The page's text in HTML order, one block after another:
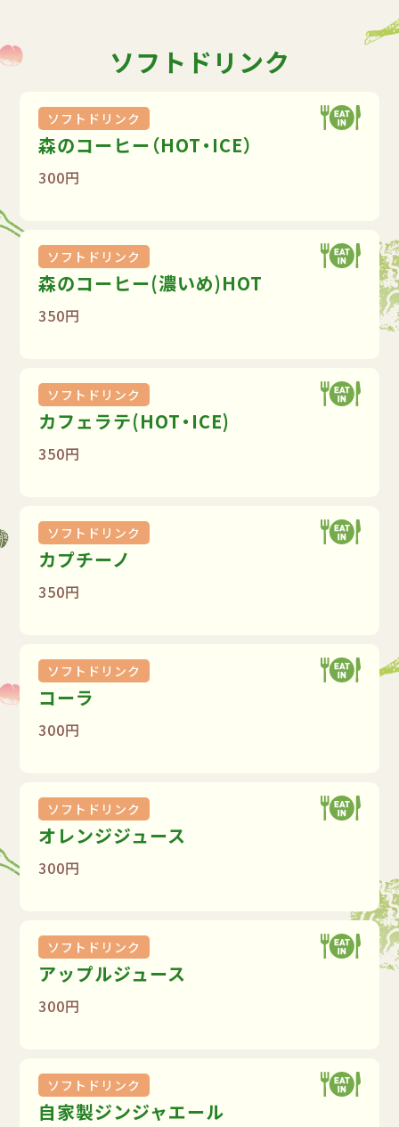
ソフトドリンク
ソフトドリンク
森のコーヒー（HOT・ICE）
300円
ソフトドリンク
森のコーヒー(濃いめ)HOT
350円
ソフトドリンク
カフェラテ(HOT・ICE)
350円
ソフトドリンク
カプチーノ
350円
ソフトドリンク
コーラ
300円
ソフトドリンク
オレンジジュース
300円
ソフトドリンク
アップルジュース
300円
ソフトドリンク
自家製ジンジャエール